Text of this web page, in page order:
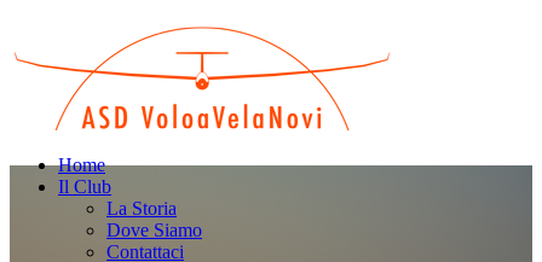
Home
Il Club
La Storia
Dove Siamo
Contattaci